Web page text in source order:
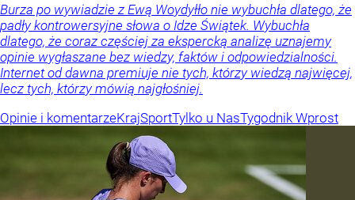
Burza po wywiadzie z Ewą Woydyłło nie wybuchła dlatego, że
padły kontrowersyjne słowa o Idze Świątek. Wybuchła
dlatego, że coraz częściej za ekspercką analizę uznajemy
opinie wygłaszane bez wiedzy, faktów i odpowiedzialności.
Internet od dawna premiuje nie tych, którzy wiedzą najwięcej,
lecz tych, którzy mówią najgłośniej.
Opinie i komentarzeKrajSportTylko u NasTygodnik Wprost